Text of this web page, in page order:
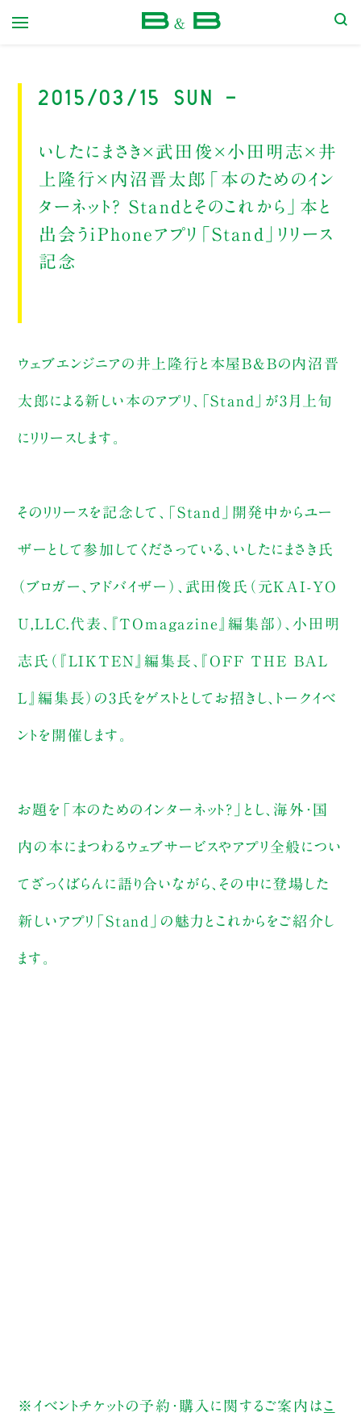
2015/03/15 Sun -
いしたにまさき×武田俊×小田明志×井
上隆行×内沼晋太郎「本のためのイン
ターネット？ Standとそのこれから」本と
出会うiPhoneアプリ「Stand」リリース
記念
ウェブエンジニアの井上隆行と本屋B&Bの内沼晋
太郎による新しい本のアプリ、「Stand」が3月上旬
にリリースします。
そのリリースを記念して、「Stand」開発中からユー
ザーとして参加してくださっている、いしたにまさき氏
（ブロガー、アドバイザー）、武田俊氏（元KAI-YO
U,LLC.代表、『TOmagazine』編集部）、小田明
志氏（『LIKTEN』編集長、『OFF THE BAL
L』編集長）の3氏をゲストとしてお招きし、トークイベ
ントを開催します。
お題を「本のためのインターネット？」とし、海外・国
内の本にまつわるウェブサービスやアプリ全般につい
てざっくばらんに語り合いながら、その中に登場した
新しいアプリ「Stand」の魅力とこれからをご紹介し
ます。
※イベントチケットの予約・購入に関するご案内は こ